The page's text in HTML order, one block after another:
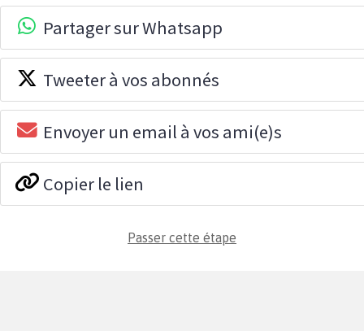
Partager sur Whatsapp
Tweeter à vos abonnés
Envoyer un email à vos ami(e)s
Copier le lien
Passer cette étape